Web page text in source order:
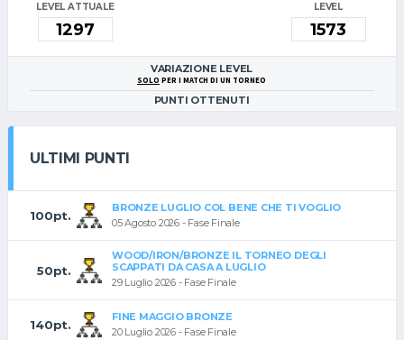
LEVEL ATTUALE LEVEL
VARIAZIONE LEVEL
SOLO PER I MATCH DI UN TORNEO
PUNTI OTTENUTI
ULTIMI PUNTI
100pt.
BRONZE LUGLIO COL BENE CHE TI VOGLIO
05 Agosto 2026 - Fase Finale
50pt.
WOOD/IRON/BRONZE IL TORNEO DEGLI
SCAPPATI DA CASA A LUGLIO
29 Luglio 2026 - Fase Finale
140pt.
FINE MAGGIO BRONZE
20 Luglio 2026 - Fase Finale